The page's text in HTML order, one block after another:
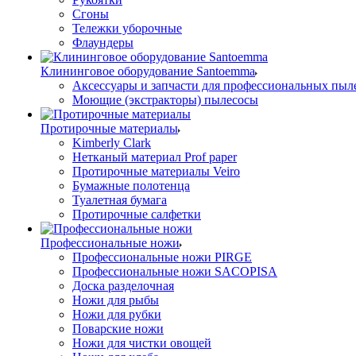
Сгоны
Тележки уборочные
Флаундеры
Клининговое оборудование Santoemma
Аксессуары и запчасти для профессиональных
Моющие (экстракторы) пылесосы
Протирочные материалы
Kimberly Clark
Нетканый материал Prof paper
Протирочные материалы Veiro
Бумажные полотенца
Туалетная бумага
Протирочные салфетки
Профессиональные ножи
Профессиональные ножи PIRGE
Профессиональные ножи SACOPISA
Доска разделочная
Ножи для рыбы
Ножи для рубки
Поварские ножи
Ножи для чистки овощей